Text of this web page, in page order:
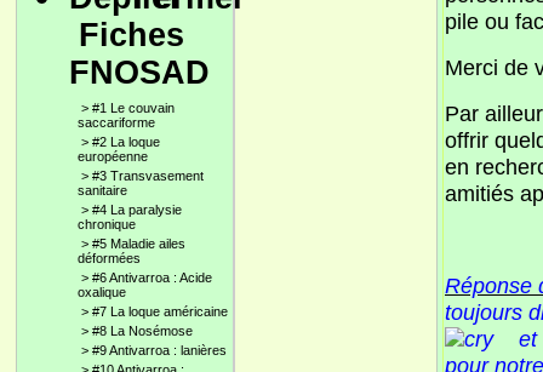
Fiches
FNOSAD
> #1 Le couvain
saccariforme
> #2 La loque
européenne
> #3 Transvasement
sanitaire
> #4 La paralysie
chronique
> #5 Maladie ailes
déformées
> #6 Antivarroa : Acide
oxalique
> #7 La loque américaine
> #8 La Nosémose
> #9 Antivarroa : lanières
pile ou
Merci de
Par
offrir
en
amitiés
Réponse
toujours
et
pour